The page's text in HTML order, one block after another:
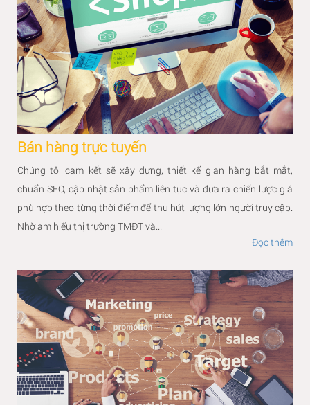
Bán hàng trực tuyến
Chúng tôi cam kết sẽ xây dựng, thiết kế gian hàng bắt mắt,
chuẩn SEO, cập nhật sản phẩm liên tục và đưa ra chiến lược giá
phù hợp theo từng thời điểm để thu hút lượng lớn người truy cập.
Nhờ am hiểu thị trường TMĐT và...
Đọc thêm